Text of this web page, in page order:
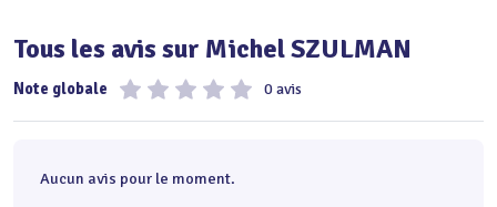
Tous les avis sur Michel SZULMAN
Note globale 0 avis
Aucun avis pour le moment.